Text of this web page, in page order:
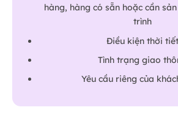
hàng, hàng có sẵn hoặc cần
trình
Điều kiện thời tiết
Tình trạng giao
Yêu cầu riêng của